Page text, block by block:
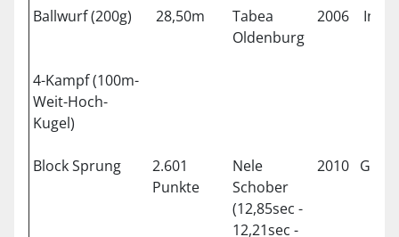
Ballwurf (200g) 28,50m
Tabea
Oldenburg
2006
4-Kampf (100m-
Weit-Hoch-
Kugel)
Block Sprung
2.601
Punkte
Nele
Schober
(12,85sec -
12,21sec -
2010